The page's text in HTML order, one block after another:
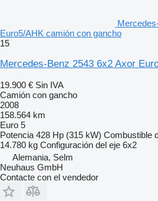
Euro5/AHK camión con gancho
15
Mercedes-Benz 2543 6x2 Axor
19.900 € Sin IVA
Camión con gancho
2008
158.564 km
Euro 5
Potencia 428 Hp (315 kW) Combustible
14.780 kg Configuración del eje 6x2
Alemania, Selm
Neuhaus GmbH
Contacte con el vendedor